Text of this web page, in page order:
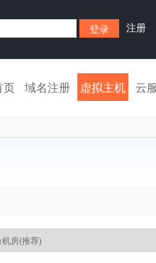
注册
页 域名注册 虚拟主机 云